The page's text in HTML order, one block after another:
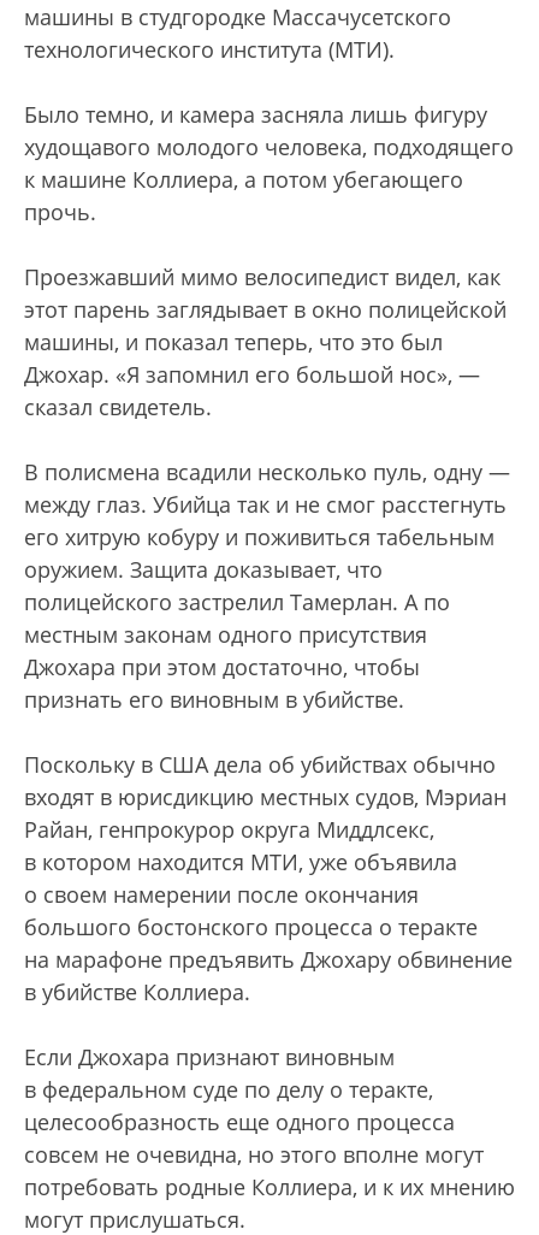
машины в студгородке Массачусетского
технологического института (МТИ).
Было темно, и камера засняла лишь фигуру
худощавого молодого человека, подходящего
к машине Коллиера, а потом убегающего
прочь.
Проезжавший мимо велосипедист видел, как
этот парень заглядывает в окно полицейской
машины, и показал теперь, что это был
Джохар. «Я запомнил его большой нос», —
сказал свидетель.
В полисмена всадили несколько пуль, одну —
между глаз. Убийца так и не смог расстегнуть
его хитрую кобуру и поживиться табельным
оружием. Защита доказывает, что
полицейского застрелил Тамерлан. А по
местным законам одного присутствия
Джохара при этом достаточно, чтобы
признать его виновным в убийстве.
Поскольку в США дела об убийствах обычно
входят в юрисдикцию местных судов, Мэриан
Райан, генпрокурор округа Миддлсекс,
в котором находится МТИ, уже объявила
о своем намерении после окончания
большого бостонского процесса о теракте
на марафоне предъявить Джохару обвинение
в убийстве Коллиера.
Если Джохара признают виновным
в федеральном суде по делу о теракте,
целесообразность еще одного процесса
совсем не очевидна, но этого вполне могут
потребовать родные Коллиера, и к их мнению
могут прислушаться.